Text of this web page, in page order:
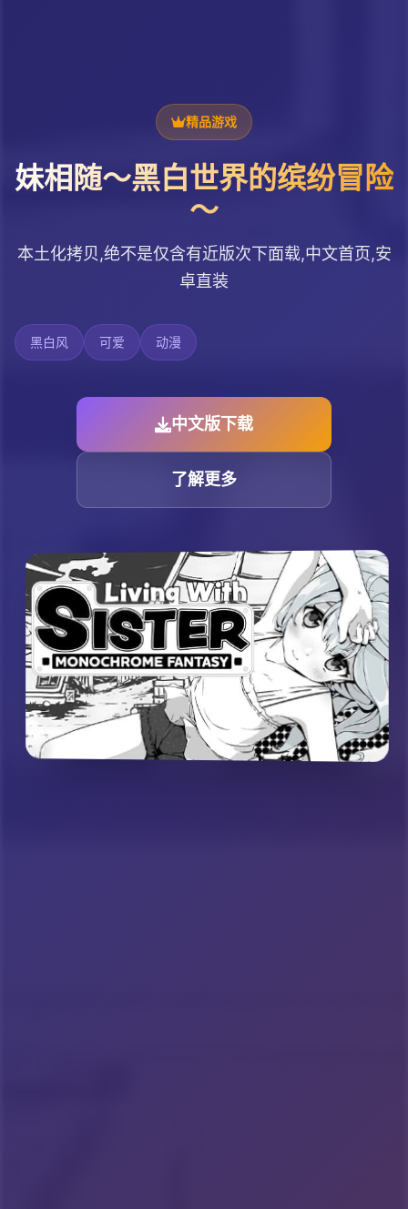
精品游戏
妹相随～黑白世界的缤纷冒险
～
本土化拷贝,绝不是仅含有近版次下面载,中文首页,安
卓直装
黑白风 可爱 动漫
中文版下载
了解更多